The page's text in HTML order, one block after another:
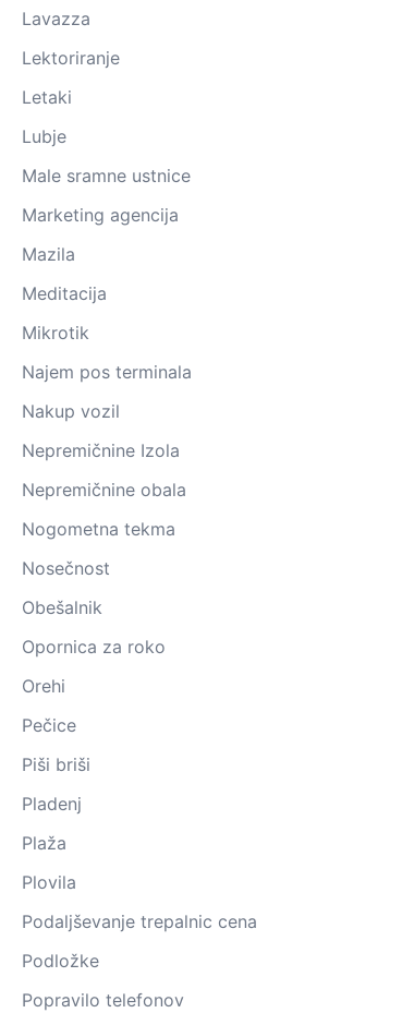
Lavazza
Lektoriranje
Letaki
Lubje
Male sramne ustnice
Marketing agencija
Mazila
Meditacija
Mikrotik
Najem pos terminala
Nakup vozil
Nepremičnine Izola
Nepremičnine obala
Nogometna tekma
Nosečnost
Obešalnik
Opornica za roko
Orehi
Pečice
Piši briši
Pladenj
Plaža
Plovila
Podaljševanje trepalnic cena
Podložke
Popravilo telefonov